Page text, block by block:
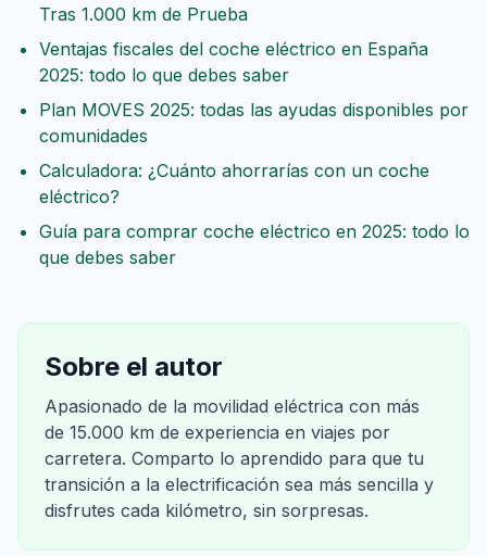
Tras 1.000 km de Prueba
Ventajas fiscales del coche eléctrico en España
2025: todo lo que debes saber
Plan MOVES 2025: todas las ayudas disponibles por
comunidades
Calculadora: ¿Cuánto ahorrarías con un coche
eléctrico?
Guía para comprar coche eléctrico en 2025: todo lo
que debes saber
Sobre el autor
Apasionado de la movilidad eléctrica con más
de 15.000 km de experiencia en viajes por
carretera. Comparto lo aprendido para que tu
transición a la electrificación sea más sencilla y
disfrutes cada kilómetro, sin sorpresas.